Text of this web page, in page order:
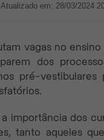
Atualizado em: 28/03/2024
vagas no
dos
pré-
importância dos
tanto aqueles